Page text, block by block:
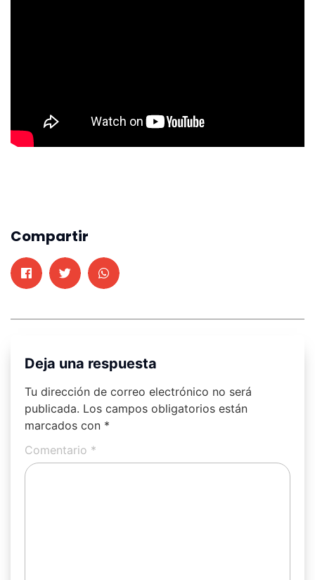
Compartir
Deja una respuesta
Tu dirección de correo electrónico no será
publicada. Los campos obligatorios están
marcados con *
Comentario *